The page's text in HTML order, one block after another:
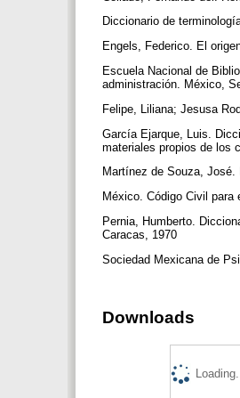
Diccionario de
Engels, Federico. El
Escuela Nacional de
administración. México,
Felipe, Liliana; Jesusa
García Ejarque, Luis.
materiales propios de los
Martínez de Souza,
México. Código Civil
Pernia, Humberto.
Caracas, 1970
Sociedad Mexicana de
Downloads
Loading...